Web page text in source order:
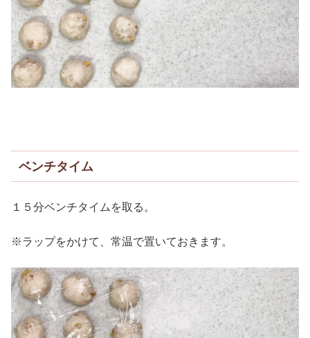
ベンチタイム
１５分ベンチタイムを取る。
※ラップをかけて、常温で置いておきます。